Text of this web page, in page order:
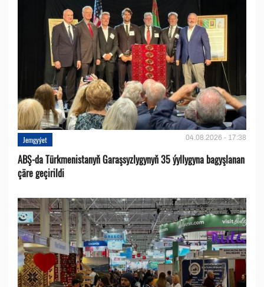
Jemgyýet 04.08.2026 - 17:38
ABŞ-da Türkmenistanyň Garaşsyzlygynyň 35 ýyllygyna bagyşlanan
çäre geçirildi